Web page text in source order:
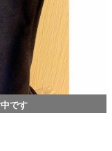
です